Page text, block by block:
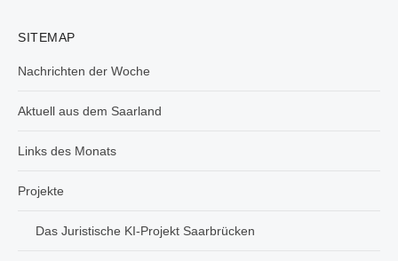
SITEMAP
Nachrichten der Woche
Aktuell aus dem Saarland
Links des Monats
Projekte
Das Juristische KI-Projekt Saarbrücken